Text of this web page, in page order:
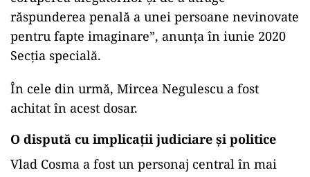
răspunderea penală a unei persoane nevinovate
pentru fapte imaginare”, anunța în iunie 2020
Secția specială.
În cele din urmă, Mircea Negulescu a fost
achitat în acest dosar.
O dispută cu implicații judiciare și politice
Vlad Cosma a fost un personaj central în mai